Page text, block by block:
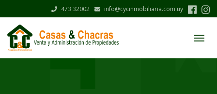
contenido
principal
473 32002 info@cycinmobiliaria.com.uy
Menú